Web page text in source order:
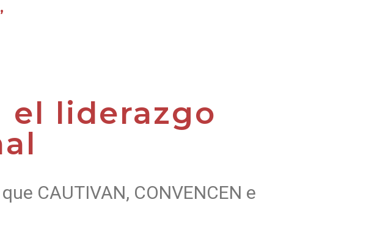
el liderazgo
CAUTIVAN, CONVENCEN e